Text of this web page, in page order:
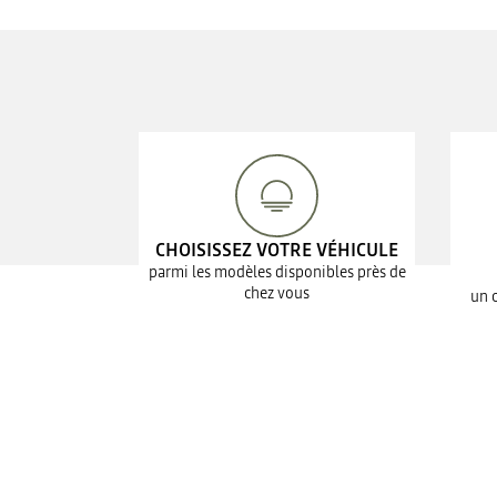
CHOISISSEZ VOTRE VÉHICULE
parmi les modèles disponibles près de
chez vous
un